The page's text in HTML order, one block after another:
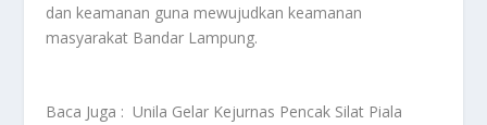
dan keamanan guna mewujudkan keamanan
masyarakat Bandar Lampung.
Baca Juga : Unila Gelar Kejurnas Pencak Silat Piala